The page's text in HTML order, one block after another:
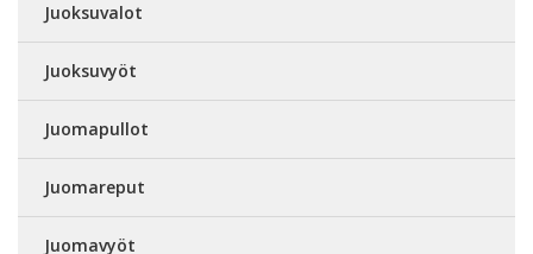
Juoksuvalot
Juoksuvyöt
Juomapullot
Juomareput
Juomavyöt